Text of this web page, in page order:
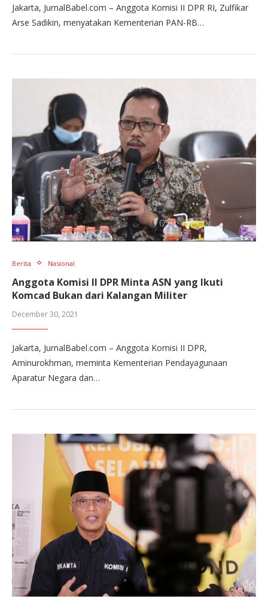
Jakarta, JurnalBabel.com – Anggota Komisi II DPR RI, Zulfikar
Arse Sadikin, menyatakan Kementerian PAN-RB…
Berita Nasional
Anggota Komisi II DPR Minta ASN yang Ikuti
Komcad Bukan dari Kalangan Militer
December 30, 2021
Jakarta, JurnalBabel.com – Anggota Komisi II DPR,
Aminurokhman, meminta Kementerian Pendayagunaan
Aparatur Negara dan…